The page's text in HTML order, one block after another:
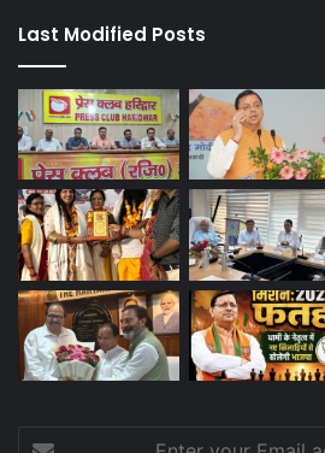
Last Modified Posts
Enter